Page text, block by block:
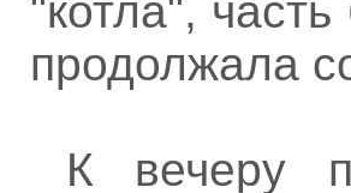
"котла",
продолжала
К вечеру